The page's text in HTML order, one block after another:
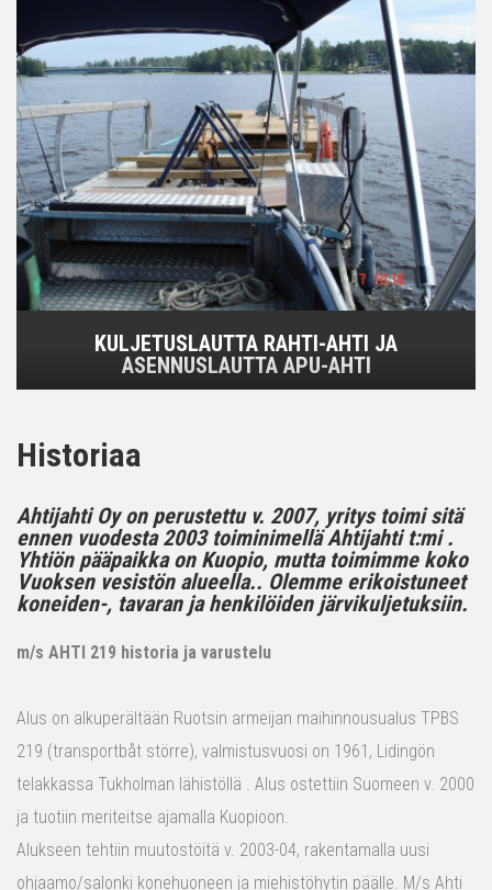
KULJETUSLAUTTA RAHTI-AHTI JA
ASENNUSLAUTTA APU-AHTI
Historiaa
Ahtijahti Oy on perustettu v. 2007, yritys toimi sitä
ennen vuodesta 2003 toiminimellä Ahtijahti t:mi .
Yhtiön pääpaikka on Kuopio, mutta toimimme koko
Vuoksen vesistön alueella.. Olemme erikoistuneet
koneiden-, tavaran ja henkilöiden järvikuljetuksiin.
m/s AHTI 219 historia ja varustelu
Alus on alkuperältään Ruotsin armeijan maihinnousualus TPBS
219 (transportbåt större), valmistusvuosi on 1961, Lidingön
telakkassa Tukholman lähistöllä . Alus ostettiin Suomeen v. 2000
ja tuotiin meriteitse ajamalla Kuopioon.
Alukseen tehtiin muutostöitä v. 2003-04, rakentamalla uusi
ohjaamo/salonki konehuoneen ja miehistöhytin päälle. M/s Ahti